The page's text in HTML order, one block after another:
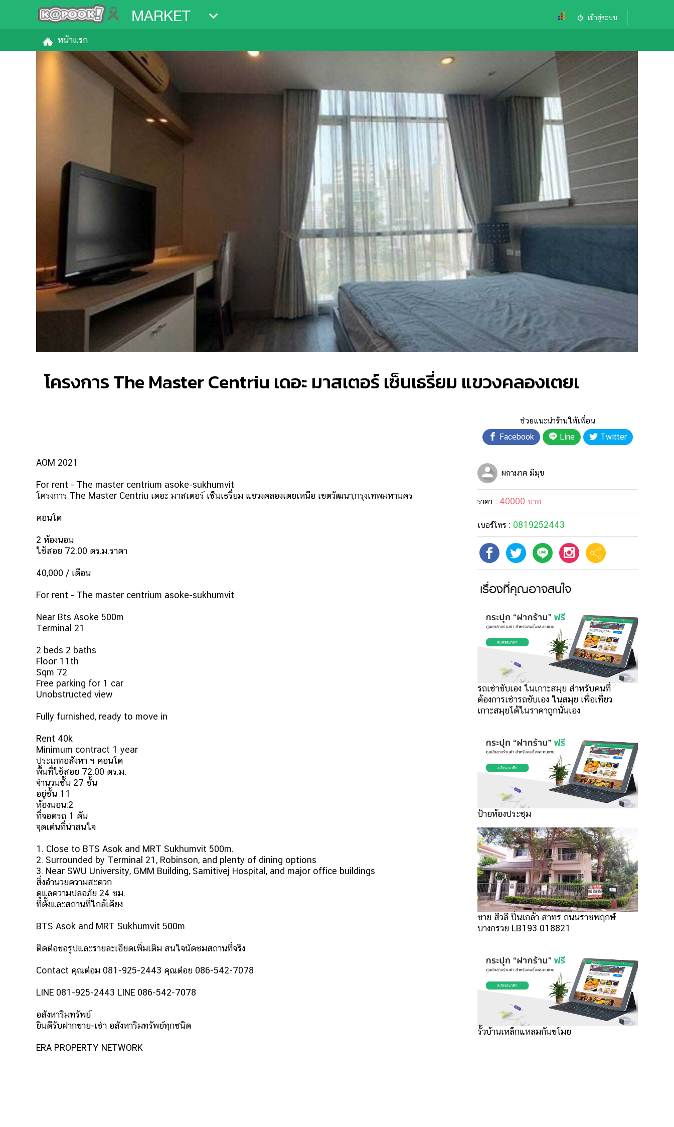
MARKET เข้าสู่ระบบ
หน้าแรก
โครงการ The Master Centriu เดอะ มาสเตอร์ เซ็นเธรี่ยม แขวงคลองเตยเ
ช่วยแนะนำร้านให้เพื่อน
Facebook
Line Twitter
AOM 2021
For rent - The master centrium asoke-sukhumvit
โครงการ The Master Centriu เดอะ มาสเตอร์ เซ็นเธรี่ยม แขวงคลองเตยเหนือ เขตวัฒนา,กรุงเทพมหานคร
คอนโด
2 ห้องนอน
ใช้สอย 72.00 ตร.ม.ราคา
40,000 / เดือน
For rent - The master centrium asoke-sukhumvit
Near Bts Asoke 500m
Terminal 21
2 beds 2 baths
Floor 11th
Sqm 72
Free parking for 1 car
Unobstructed view
Fully furnished, ready to move in
Rent 40k
Minimum contract 1 year
ประเภทอสังหา ฯ คอนโด
พื้นที่ใช้สอย 72.00 ตร.ม.
จำนวนชั้น 27 ชั้น
อยู่ชั้น 11
ห้องนอน:2
ที่จอดรถ 1 คัน
จุดเด่นที่น่าสนใจ
1. Close to BTS Asok and MRT Sukhumvit 500m.
2. Surrounded by Terminal 21, Robinson, and plenty of dining options
3. Near SWU University, GMM Building, Samitivej Hospital, and major office buildings
สิ่งอำนวยความสะดวก
ดูแลความปลอภัย 24 ชม.
ที่ตั้งและสถานที่ใกล้เคียง
BTS Asok and MRT Sukhumvit 500m
ติดต่อขอรูปและรายละเอียดเพิ่มเติม สนใจนัดชมสถานที่จริง
Contact คุณต๋อม 081-925-2443 คุณต๋อย 086-542-7078
LINE 081-925-2443 LINE 086-542-7078
อสังหาริมทรัพย์
ยินดีรับฝากขาย-เช่า อสังหาริมทรัพย์ทุกชนิด
ERA PROPERTY NETWORK
ผกามาศ มีมุข
ราคา : 40000 บาท
เบอร์โทร : 0819252443
เรื่องที่คุณอาจสนใจ
รถเช่าขับเอง ในเกาะสมุย สำหรับคนที่
ต้องการเช่ารถขับเอง ในสมุย เพื่อเที่ยว
เกาะสมุยได้ในราคาถูกนั่นเอง
ป้ายห้องประชุม
ขาย สีวลี ปิ่นเกล้า สาทร ถนนราชพฤกษ์
บางกรวย LB193 018821
รั้วบ้านเหล็กแหลมกันขโมย